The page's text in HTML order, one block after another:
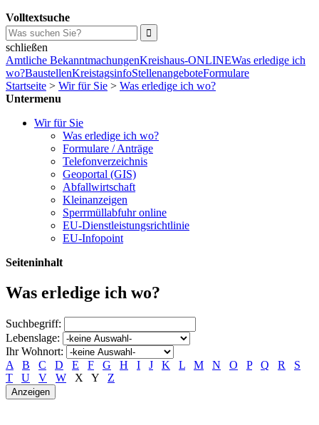
Volltextsuche
schließen
Amtliche BekanntmachungenKreishaus-ONLINEWas erledige ich
wo?BaustellenKreistagsinfoStellenangeboteFormulare
Startseite > Wir für Sie > Was erledige ich wo?
Untermenu
Wir für Sie
Was erledige ich wo?
Formulare / Anträge
Telefonverzeichnis
Geoportal (GIS)
Abfallwirtschaft
Kleinanzeigen
Sperrmüllabfuhr online
EU-Dienstleistungsrichtlinie
EU-Infopoint
Seiteninhalt
Was erledige ich wo?
Suchbegriff:
Lebenslage:
Ihr Wohnort:
A
B C D E F G H I J K L M N O P Q R
S
T
U V W X Y Z